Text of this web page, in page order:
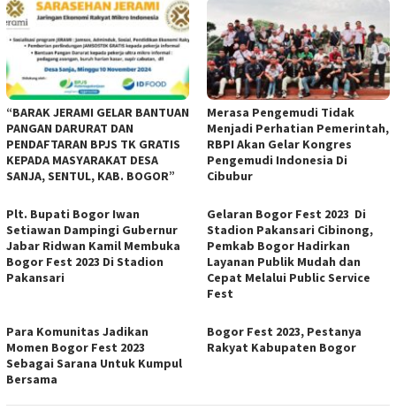
“BARAK JERAMI GELAR BANTUAN
PANGAN DARURAT DAN
PENDAFTARAN BPJS TK GRATIS
KEPADA MASYARAKAT DESA
SANJA, SENTUL, KAB. BOGOR”
Merasa Pengemudi Tidak
Menjadi Perhatian Pemerintah,
RBPI Akan Gelar Kongres
Pengemudi Indonesia Di
Cibubur
Plt. Bupati Bogor Iwan
Setiawan Dampingi Gubernur
Jabar Ridwan Kamil Membuka
Bogor Fest 2023 Di Stadion
Pakansari
Gelaran Bogor Fest 2023 Di
Stadion Pakansari Cibinong,
Pemkab Bogor Hadirkan
Layanan Publik Mudah dan
Cepat Melalui Public Service
Fest
Para Komunitas Jadikan
Momen Bogor Fest 2023
Sebagai Sarana Untuk Kumpul
Bersama
Bogor Fest 2023, Pestanya
Rakyat Kabupaten Bogor